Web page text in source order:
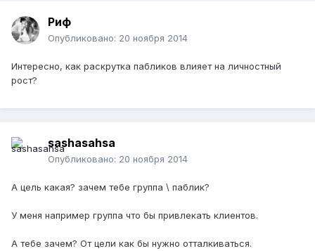
Риф
Опубликовано: 20 ноября 2014
Интересно, как раскрутка пабликов влияет на личностный
рост?
sashasahsa
Опубликовано: 20 ноября 2014
А цель какая? зачем тебе группа \ паблик?
У меня например группа что бы привлекать клиентов.
А тебе зачем? От цели как бы нужно отталкиваться.